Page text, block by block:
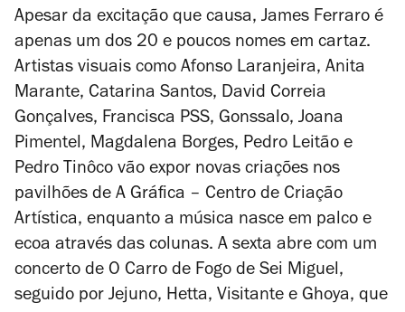
Apesar da excitação que causa, James Ferraro é
apenas um dos 20 e poucos nomes em cartaz.
Artistas visuais como Afonso Laranjeira, Anita
Marante, Catarina Santos, David Correia
Gonçalves, Francisca PSS, Gonssalo, Joana
Pimentel, Magdalena Borges, Pedro Leitão e
Pedro Tinôco vão expor novas criações nos
pavilhões de A Gráfica – Centro de Criação
Artística, enquanto a música nasce em palco e
ecoa através das colunas. A sexta abre com um
concerto de O Carro de Fogo de Sei Miguel,
seguido por Jejuno, Hetta, Visitante e Ghoya, que